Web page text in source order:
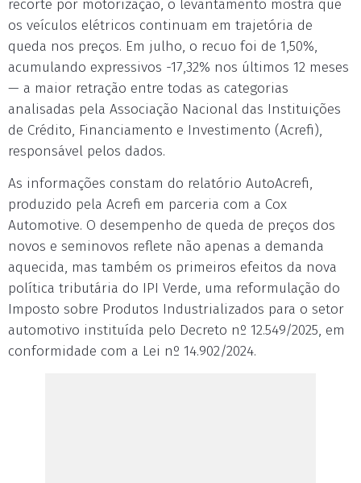
recorte por motorização, o levantamento mostra que
os veículos elétricos continuam em trajetória de
queda nos preços. Em julho, o recuo foi de 1,50%,
acumulando expressivos -17,32% nos últimos 12 meses
— a maior retração entre todas as categorias
analisadas pela Associação Nacional das Instituições
de Crédito, Financiamento e Investimento (Acrefi),
responsável pelos dados.
As informações constam do relatório AutoAcrefi,
produzido pela Acrefi em parceria com a Cox
Automotive. O desempenho de queda de preços dos
novos e seminovos reflete não apenas a demanda
aquecida, mas também os primeiros efeitos da nova
política tributária do IPI Verde, uma reformulação do
Imposto sobre Produtos Industrializados para o setor
automotivo instituída pelo Decreto nº 12.549/2025, em
conformidade com a Lei nº 14.902/2024.